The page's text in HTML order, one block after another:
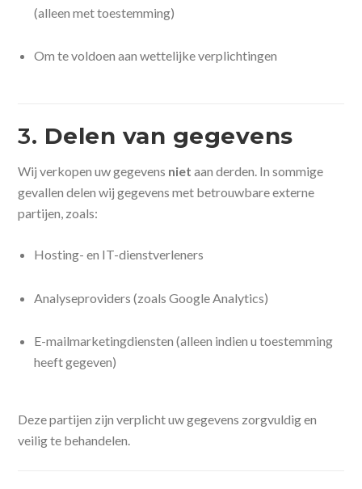
(alleen met toestemming)
Om te voldoen aan wettelijke verplichtingen
3. Delen van gegevens
Wij verkopen uw gegevens niet aan derden. In sommige
gevallen delen wij gegevens met betrouwbare externe
partijen, zoals:
Hosting- en IT-dienstverleners
Analyseproviders (zoals Google Analytics)
E-mailmarketingdiensten (alleen indien u toestemming
heeft gegeven)
Deze partijen zijn verplicht uw gegevens zorgvuldig en
veilig te behandelen.